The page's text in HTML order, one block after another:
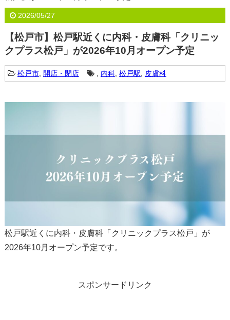
2026/05/27
【松戸市】松戸駅近くに内科・皮膚科「クリニッ
クプラス松戸」が2026年10月オープン予定
松戸市, 開店・閉店 , 内科, 松戸駅 皮膚科
松戸駅近くに内科・皮膚科「クリニックプラス松戸」が
2026年10月オープン予定です。
スポンサードリンク